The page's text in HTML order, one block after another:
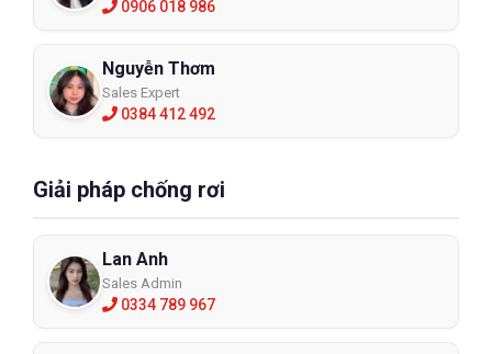
0906 018 986
Nguyễn Thơm
Sales Expert
0384 412 492
Giải pháp chống rơi
Lan Anh
Sales Admin
0334 789 967